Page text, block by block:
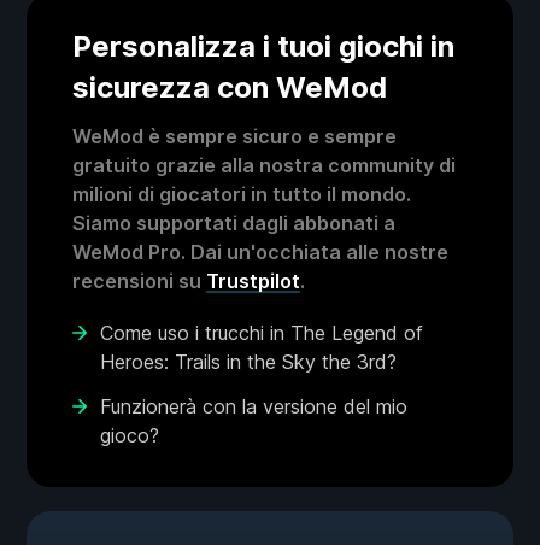
Personalizza i tuoi giochi in
sicurezza con WeMod
WeMod è sempre sicuro e sempre
gratuito grazie alla nostra community di
milioni di giocatori in tutto il mondo.
Siamo supportati dagli abbonati a
WeMod Pro. Dai un'occhiata alle nostre
recensioni su Trustpilot.
Come uso i trucchi in The Legend of
Heroes: Trails in the Sky the 3rd?
Funzionerà con la versione del mio
gioco?